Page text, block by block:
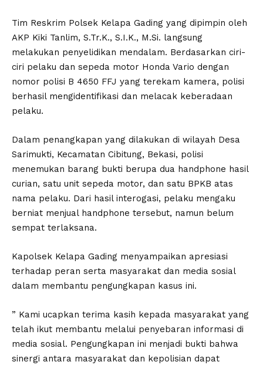
Tim Reskrim Polsek Kelapa Gading yang dipimpin oleh
AKP Kiki Tanlim, S.Tr.K., S.I.K., M.Si. langsung
melakukan penyelidikan mendalam. Berdasarkan ciri-
ciri pelaku dan sepeda motor Honda Vario dengan
nomor polisi B 4650 FFJ yang terekam kamera, polisi
berhasil mengidentifikasi dan melacak keberadaan
pelaku.
Dalam penangkapan yang dilakukan di wilayah Desa
Sarimukti, Kecamatan Cibitung, Bekasi, polisi
menemukan barang bukti berupa dua handphone hasil
curian, satu unit sepeda motor, dan satu BPKB atas
nama pelaku. Dari hasil interogasi, pelaku mengaku
berniat menjual handphone tersebut, namun belum
sempat terlaksana.
Kapolsek Kelapa Gading menyampaikan apresiasi
terhadap peran serta masyarakat dan media sosial
dalam membantu pengungkapan kasus ini.
” Kami ucapkan terima kasih kepada masyarakat yang
telah ikut membantu melalui penyebaran informasi di
media sosial. Pengungkapan ini menjadi bukti bahwa
sinergi antara masyarakat dan kepolisian dapat